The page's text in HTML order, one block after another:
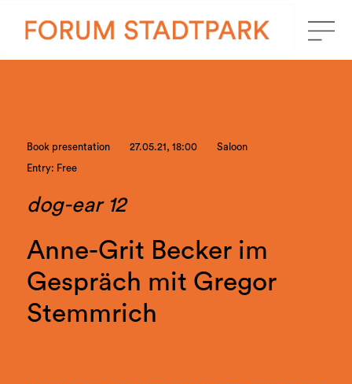
Book presentation 27.05.21, 18:00 Saloon
Entry: Free
dog-ear 12
Anne-Grit Becker im
Gespräch mit Gregor
Stemmrich